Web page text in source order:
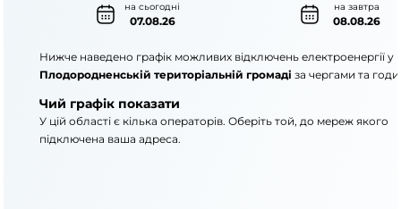
на сьогодні
07.08.26
на завтра
08.08.26
Нижче наведено графік можливих відключень електроенергії у
Плодородненській територіальній громаді за чергами та
Чий графік показати
У цій області є кілька операторів. Оберіть той, до мереж якого
підключена ваша адреса.